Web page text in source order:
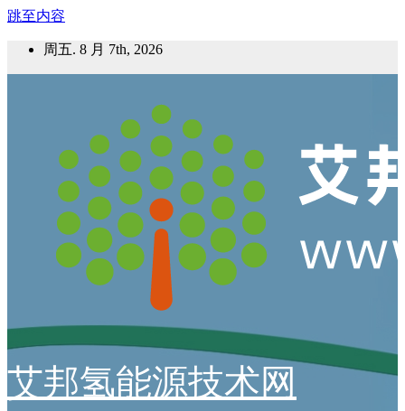
跳至内容
周五. 8 月 7th, 2026
艾邦氢能源技术网